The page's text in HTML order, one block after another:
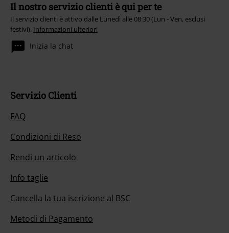
Il nostro servizio clienti è qui per te
Il servizio clienti è attivo dalle Lunedì alle 08:30 (Lun - Ven, esclusi
festivi). Informazioni ulteriori
Inizia la chat
Servizio Clienti
FAQ
Condizioni di Reso
Rendi un articolo
Info taglie
Cancella la tua iscrizione al BSC
Metodi di Pagamento